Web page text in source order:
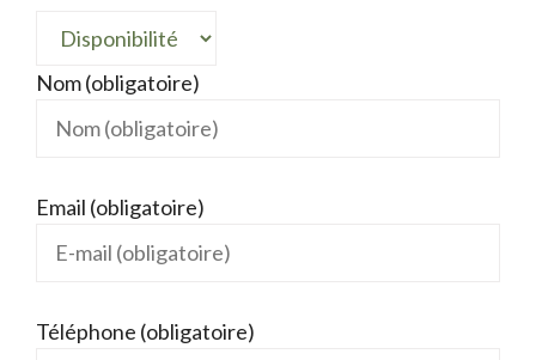
Nom (obligatoire)
Email (obligatoire)
Téléphone (obligatoire)